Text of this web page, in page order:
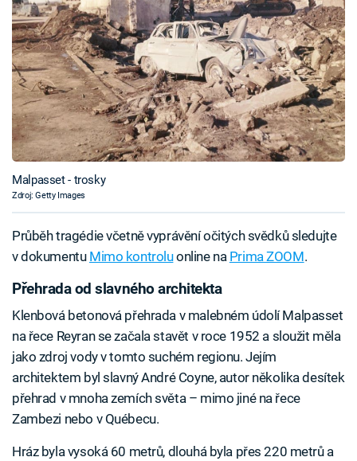
Malpasset - trosky
Zdroj: Getty Images
Průběh tragédie včetně vyprávění očitých svědků sledujte
v dokumentu Mimo kontroluonline na Prima ZOOM.
Přehrada od slavného architekta
Klenbová betonová přehrada v malebném údolí Malpasset
na řece Reyran se začala stavět v roce 1952 a sloužit měla
jako zdroj vody v tomto suchém regionu. Jejím
architektem byl slavný André Coyne, autor několika desítek
přehrad v mnoha zemích světa – mimo jiné na řece
Zambezi nebo v Québecu.
Hráz byla vysoká 60 metrů, dlouhá byla přes 220 metrů a